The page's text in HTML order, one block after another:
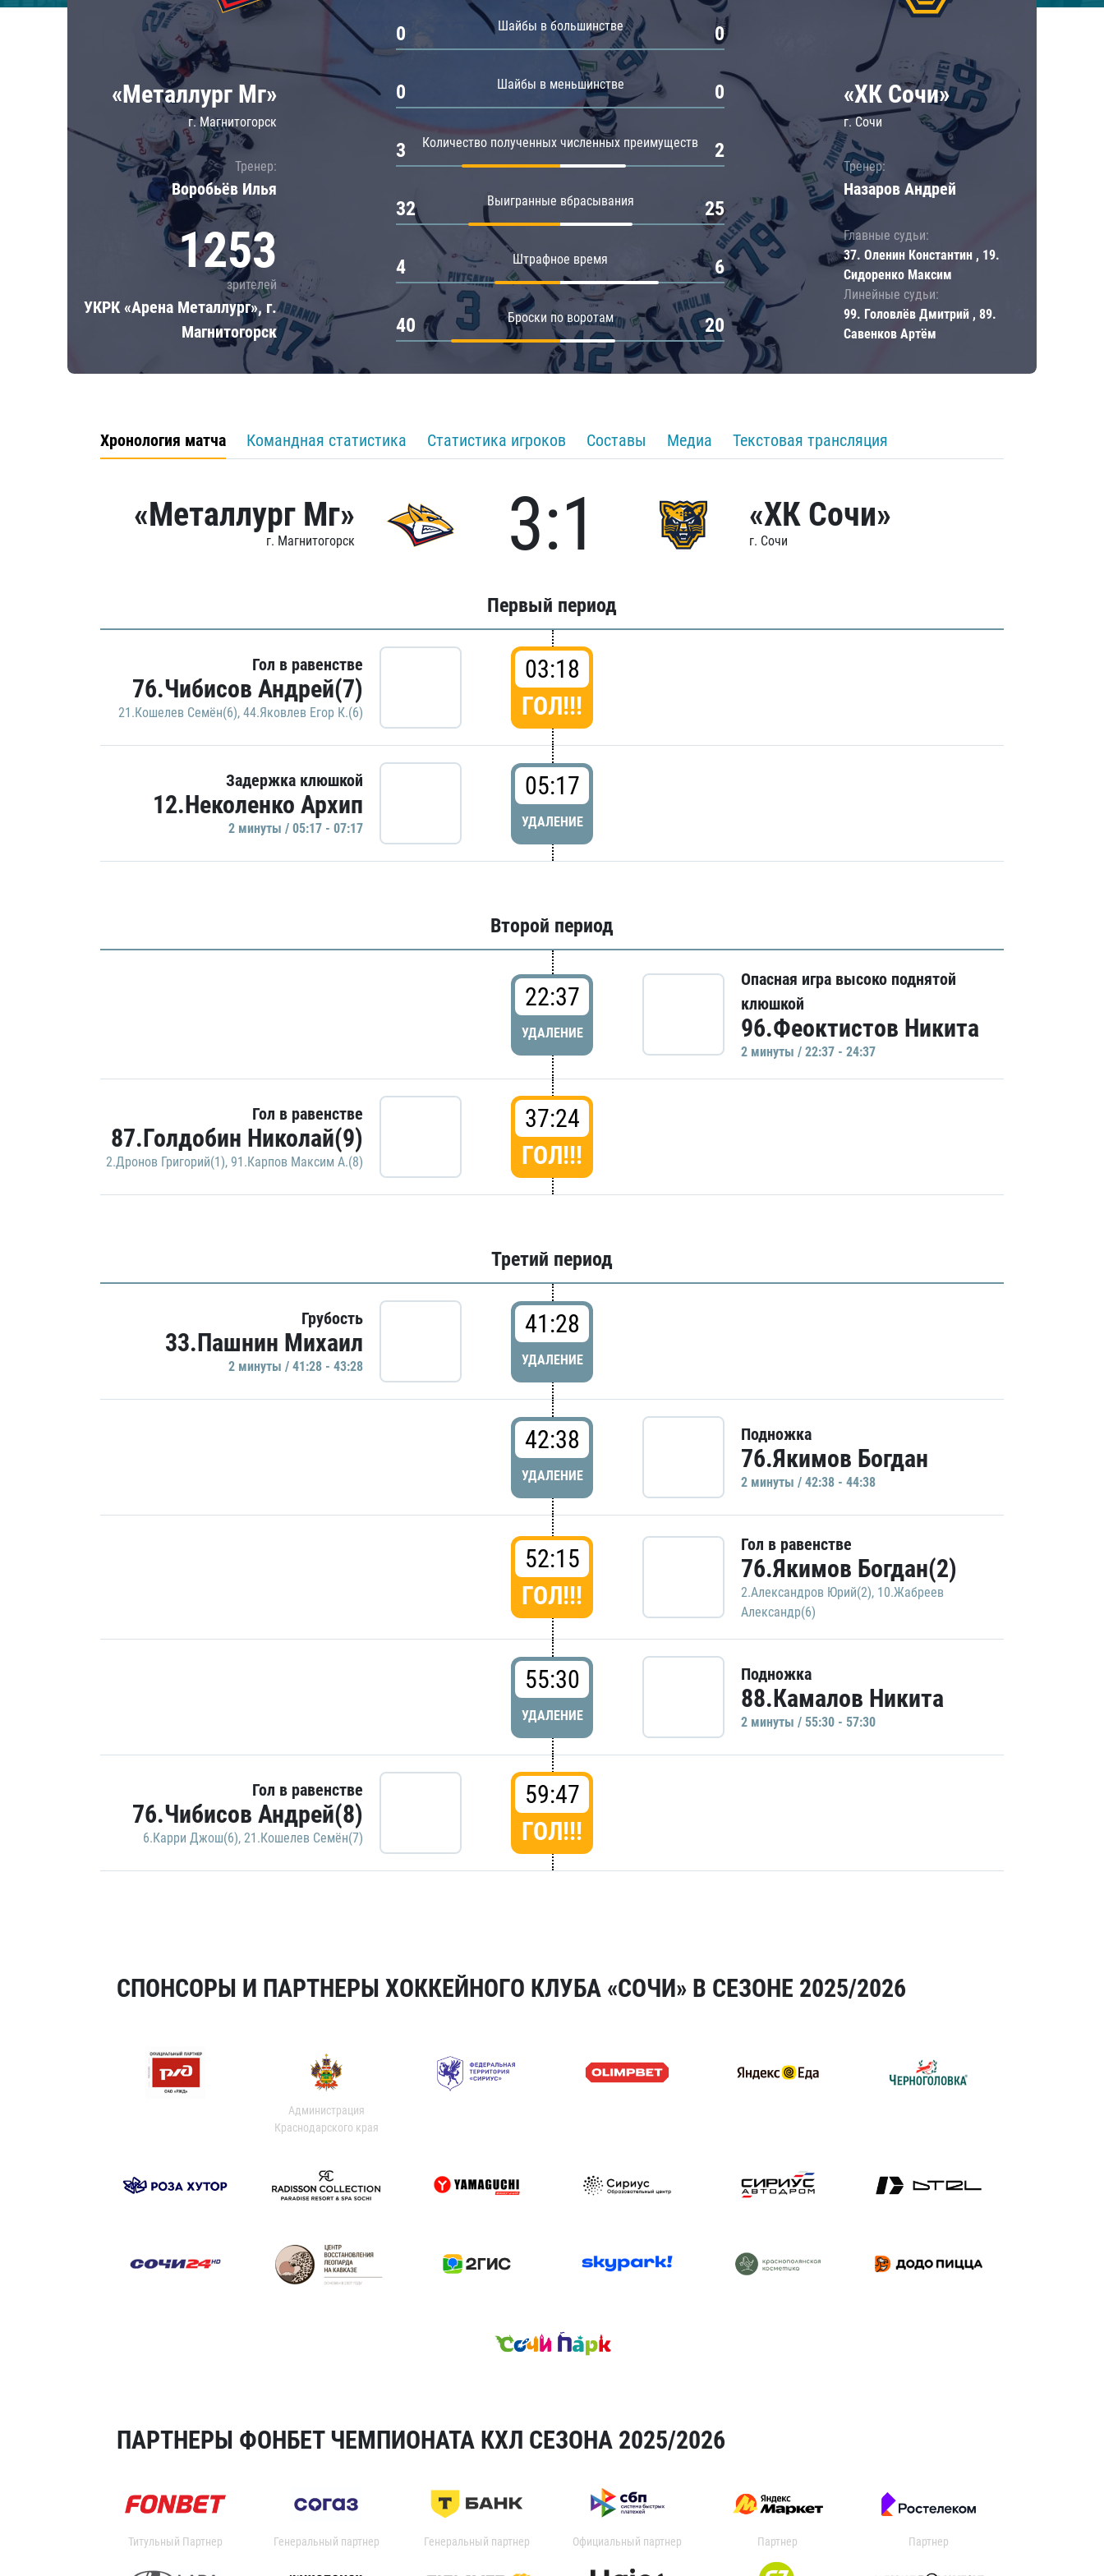
Локомотив
ЦСКА
Шанхайские Драконы
«Металлург Мг»
г. Магнитогорск
Тренер:
Воробьёв Илья
1253
зрителей
УКРК «Арена Металлург», г.
Магнитогорск
Шайбы в большинстве
0 0
Шайбы в меньшинстве
0 0
Количество полученных численных преимуществ
3 2
Выигранные вбрасывания
32 25
Штрафное время
4 6
Броски по воротам
40 20
«ХК Сочи»
г. Сочи
Тренер:
Назаров Андрей
Главные судьи:
37. Оленин Константин , 19.
Сидоренко Максим
Линейные судьи:
99. Головлёв Дмитрий , 89.
Савенков Артём
Хронология матча Командная статистика Статистика игроков Составы Медиа Текстовая трансляция
«Металлург Мг»
г. Магнитогорск 3:1 «ХК Сочи»
г. Сочи
Первый период
Гол в равенстве
76.Чибисов Андрей(7)
21.Кошелев Семён(6), 44.Яковлев Егор К.(6)
03:18
ГОЛ!!!
Задержка клюшкой
12.Неколенко Архип
2 минуты / 05:17 - 07:17
05:17
УДАЛЕНИЕ
Второй период
22:37
УДАЛЕНИЕ
Опасная игра высоко поднятой
клюшкой
96.Феоктистов Никита
2 минуты / 22:37 - 24:37
Гол в равенстве
87.Голдобин Николай(9)
2.Дронов Григорий(1), 91.Карпов Максим А.(8)
37:24
ГОЛ!!!
Третий период
Грубость
33.Пашнин Михаил
2 минуты / 41:28 - 43:28
41:28
УДАЛЕНИЕ
42:38
УДАЛЕНИЕ
Подножка
76.Якимов Богдан
2 минуты / 42:38 - 44:38
52:15
ГОЛ!!!
Гол в равенстве
76.Якимов Богдан(2)
2.Александров Юрий(2), 10.Жабреев
Александр(6)
55:30
УДАЛЕНИЕ
Подножка
88.Камалов Никита
2 минуты / 55:30 - 57:30
Гол в равенстве
76.Чибисов Андрей(8)
6.Карри Джош(6), 21.Кошелев Семён(7)
59:47
ГОЛ!!!
СПОНСОРЫ И ПАРТНЕРЫ ХОККЕЙНОГО КЛУБА «СОЧИ» В СЕЗОНЕ 2025/2026
Администрация
Краснодарского края
ПАРТНЕРЫ ФОНБЕТ ЧЕМПИОНАТА КХЛ СЕЗОНА 2025/2026
Титульный Партнер Генеральный партнер Генеральный партнер Официальный партнер Партнер Партнер